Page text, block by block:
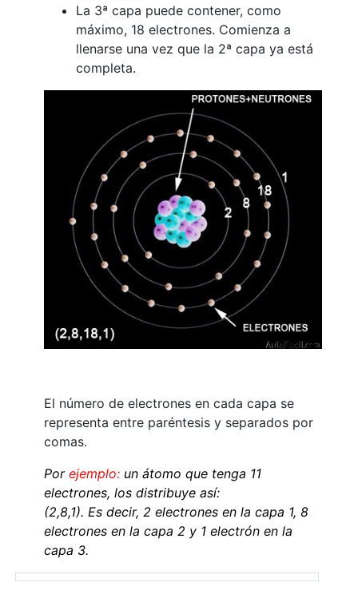
La 3ª capa puede contener, como
máximo, 18 electrones. Comienza a
llenarse una vez que la 2ª capa ya está
completa.
El número de electrones en cada capa se
representa entre paréntesis y separados por
comas.
Porejemplo: un átomo que tenga 11
electrones, los distribuye así:
(2,8,1). Es decir, 2 electrones en la capa 1, 8
electrones en la capa 2 y 1 electrón en la
capa 3.